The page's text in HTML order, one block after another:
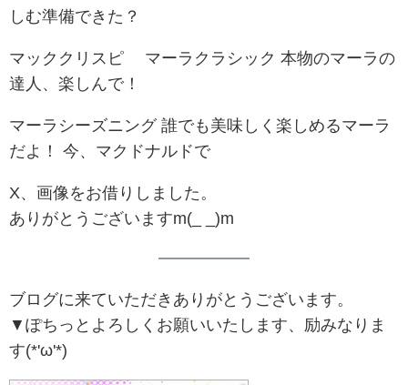
しむ準備できた？
マッククリスピ™ マーラクラシック 本物のマーラの
達人、楽しんで！
マーラシーズニング 誰でも美味しく楽しめるマーラ
だよ！ 今、マクドナルドで
X、画像をお借りしました。
ありがとうございますm(_ _)m
ブログに来ていただきありがとうございます。
▼ぽちっとよろしくお願いいたします、励みなりま
す(*'ω'*)